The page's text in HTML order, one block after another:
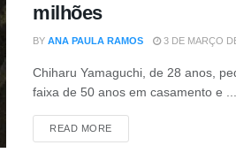
milhões
BY ANA PAULA RAMOS 3 DE MARÇO
Chiharu Yamaguchi, de 28 anos,
faixa de 50 anos em casamento e ...
READ MOREDETAILS